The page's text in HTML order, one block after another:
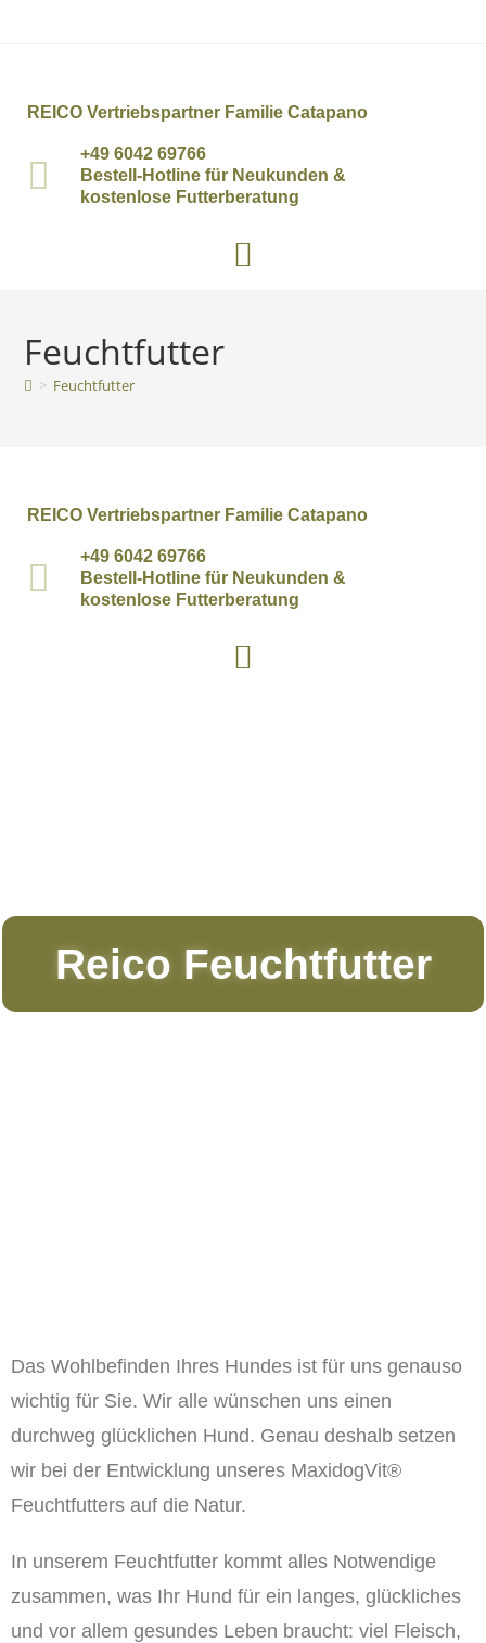
REICO Vertriebspartner Familie Catapano
+49 6042 69766
Bestell-Hotline für Neukunden &
kostenlose Futterberatung
Feuchtfutter
> Feuchtfutter
REICO Vertriebspartner Familie Catapano
+49 6042 69766
Bestell-Hotline für Neukunden &
kostenlose Futterberatung
Reico Feuchtfutter
Das Wohlbefinden Ihres Hundes ist für uns genauso
wichtig für Sie. Wir alle wünschen uns einen
durchweg glücklichen Hund. Genau deshalb setzen
wir bei der Entwicklung unseres MaxidogVit®
Feuchtfutters auf die Natur.
In unserem Feuchtfutter kommt alles Notwendige
zusammen, was Ihr Hund für ein langes, glückliches
und vor allem gesundes Leben braucht: viel Fleisch,